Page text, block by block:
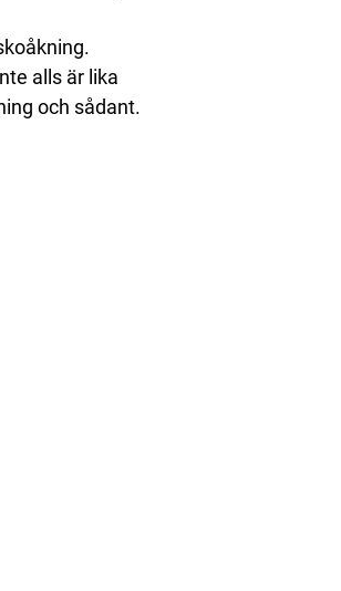
alls är lika
och sådant.